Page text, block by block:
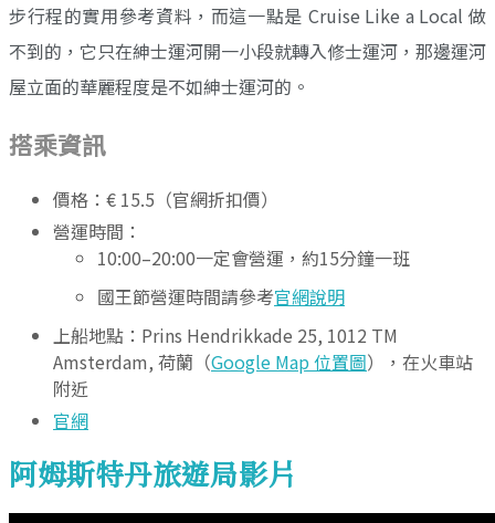
步行程的實用參考資料，而這一點是 Cruise Like a Local 做
不到的，它只在紳士運河開一小段就轉入修士運河，那邊運河
屋立面的華麗程度是不如紳士運河的。
搭乘資訊
價格：€ 15.5（官網折扣價）
營運時間：
10:00–20:00一定會營運，約15分鐘一班
國王節營運時間請參考官網說明
上船地點：Prins Hendrikkade 25, 1012 TM
Amsterdam, 荷蘭（Google Map 位置圖），在火車站
附近
官網
阿姆斯特丹旅遊局影片